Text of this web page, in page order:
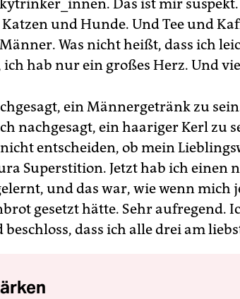
Das ist mir
und Hunde. Und Tee und
Was nicht heißt, dass ich
hab nur ein großes Herz. Und
ein Männergetränk zu
nachgesagt, ein haariger Kerl zu
entscheiden, ob mein
Superstition. Jetzt hab ich einen
und das war, wie wenn mich
gesetzt hätte. Sehr aufregend.
dass ich alle drei am